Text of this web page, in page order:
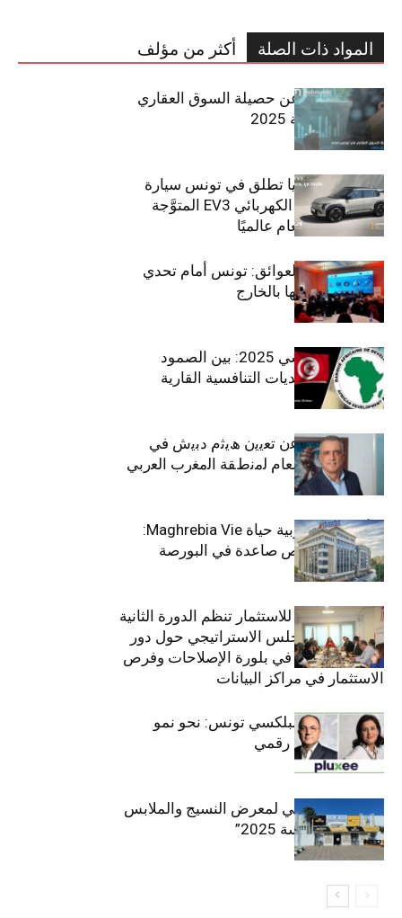
المواد ذات الصلة أكثر من مؤلف
مبوب تكشف عن حصيلة السوق العقاري
في تونس لسنة 2025
سيتي كارز – كيا تطلق في تونس سيارة
الـدفع الرباعي الكهربائي EV3 المتوَّجة
بلقب سيارة العام عالميًا
بين الطموح والعوائق: تونس أمام تحدي
استعادة كفاءاتها بالخارج
الاقتصاد التونسي 2025: بين الصمود
الاجتماعي وتحديات التنافسية القارية
ﺗﯾﺗرا ﺑﺎك ﺗﻌﻠن ﻋن ﺗﻌﯾﯾن ھﯾﺛم دﺑﯾش ﻓﻲ
ﻣﻧﺻب اﻟﻣدﯾر اﻟﻌﺎم ﻟﻣﻧطﻘﺔ اﻟﻣﻐرب اﻟﻌرﺑﻲ
وﻏرب أﻓرﯾﻘﯾﺎ
التأمينات المغربية حياة Maghrebia Vie:
فاعل رائد بفرص صاعدة في البورصة
(+34.8%)
الهيئة التونسية للاستثمار تنظم الدورة الثانية
والعشرين للمجلس الاستراتيجي حول دور
القطاع الخاص في بلورة الإصلاحات وفرص
الاستثمار في مراكز البيانات
قيادة مزدوجة لبلكسي تونس: نحو نمو
متسارع وتحول رقمي
الافتتاح الرسمي لمعرض النسيج والملابس
“إنترتكس سوسة 2025”